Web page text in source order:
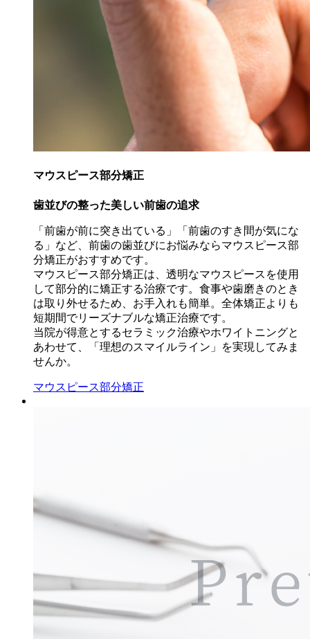
マウスピース部分矯正
歯並びの整った美しい前歯の追求
「前歯が前に突き出ている」「前歯のすき間が気にな
る」など、前歯の歯並びにお悩みならマウスピース部
分矯正がおすすめです。
マウスピース部分矯正は、透明なマウスピースを使用
して部分的に矯正する治療です。食事や歯磨きのとき
は取り外せるため、お手入れも簡単。全体矯正よりも
短期間でリーズナブルな矯正治療です。
当院が得意とするセラミック治療やホワイトニングと
あわせて、「理想のスマイルライン」を実現してみま
せんか。
マウスピース部分矯正